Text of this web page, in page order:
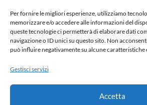
Per fornire le migliori esperienze, utilizziamo
memorizzare e/o accedere alle informazioni del
queste tecnologie ci permetterà di elaborare dati
navigazione o ID unici su questo sito. Non
può influire negativamente su alcune caratteristiche
Gestisci servizi
Accetta
il colpo dell’estate 2026!
Calciomercato Juventus In